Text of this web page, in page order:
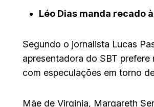
Léo Dias manda recado
Segundo o jornalista Lucas
apresentadora do SBT
com especulações em torno
Mãe de Virginia, Margareth